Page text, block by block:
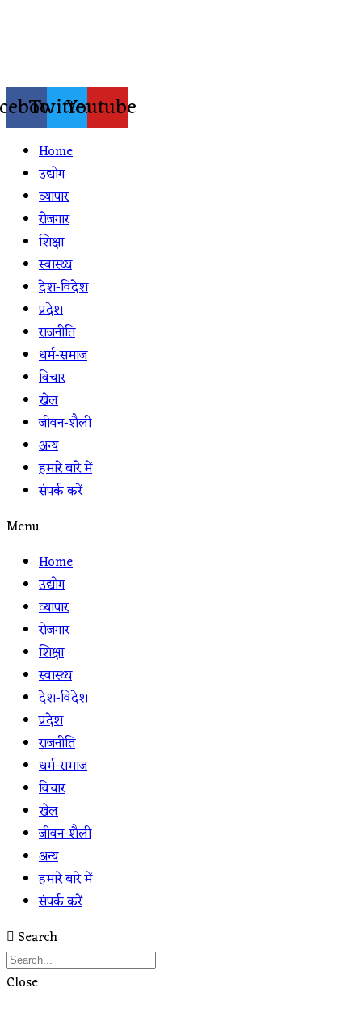
TwitterYoutube
Home
उद्योग
व्यापार
रोजगार
शिक्षा
स्वास्थ्य
देश-विदेश
प्रदेश
राजनीति
धर्म-समाज
विचार
खेल
जीवन-शैली
अन्य
हमारे बारे में
संपर्क करें
Menu
Home
उद्योग
व्यापार
रोजगार
शिक्षा
स्वास्थ्य
देश-विदेश
प्रदेश
राजनीति
धर्म-समाज
विचार
खेल
जीवन-शैली
अन्य
हमारे बारे में
संपर्क करें
Search
Close